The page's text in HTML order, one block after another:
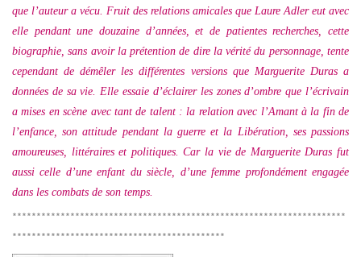
que l’auteur a vécu. Fruit des relations amicales que Laure Adler eut avec
elle pendant une douzaine d’années, et de patientes recherches, cette
biographie, sans avoir la prétention de dire la vérité du personnage, tente
cependant de démêler les différentes versions que Marguerite Duras a
données de sa vie. Elle essaie d’éclairer les zones d’ombre que l’écrivain
a mises en scène avec tant de talent : la relation avec l’Amant à la fin de
l’enfance, son attitude pendant la guerre et la Libération, ses passions
amoureuses, littéraires et politiques. Car la vie de Marguerite Duras fut
aussi celle d’une enfant du siècle, d’une femme profondément engagée
dans les combats de son temps.
*********************************************************************
********************************************